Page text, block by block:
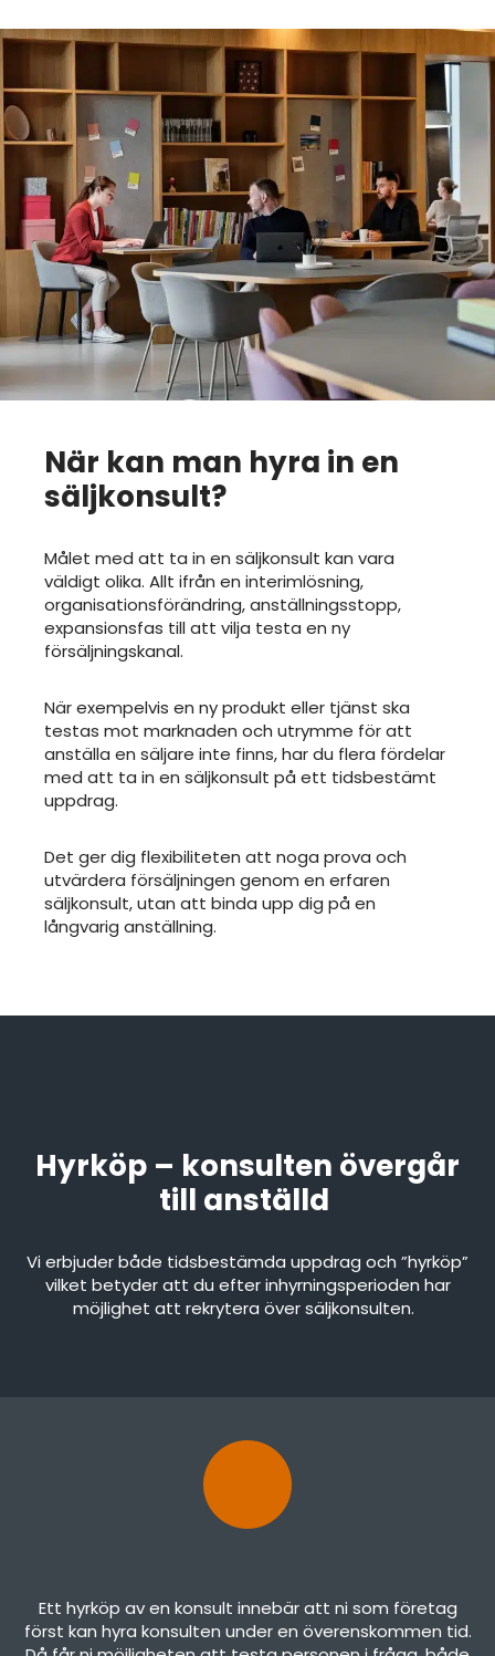
När kan man hyra in en
säljkonsult?
Målet med att ta in en säljkonsult kan vara
väldigt olika. Allt ifrån en interimlösning,
organisationsförändring, anställningsstopp,
expansionsfas till att vilja testa en ny
försäljningskanal.
När exempelvis en ny produkt eller tjänst ska
testas mot marknaden och utrymme för att
anställa en säljare inte finns, har du flera fördelar
med att ta in en säljkonsult på ett tidsbestämt
uppdrag.
Det ger dig flexibiliteten att noga prova och
utvärdera försäljningen genom en erfaren
säljkonsult, utan att binda upp dig på en
långvarig anställning.
Hyrköp – konsulten övergår
till anställd
Vi erbjuder både tidsbestämda uppdrag och ”hyrköp”
vilket betyder att du efter inhyrningsperioden har
möjlighet att rekrytera över säljkonsulten.
Ett hyrköp av en konsult innebär att ni som företag
först kan hyra konsulten under en överenskommen tid.